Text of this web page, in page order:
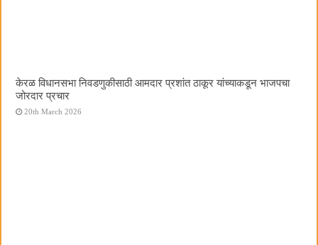
केरळ विधानसभा निवडणुकीसाठी आमदार प्रशांत ठाकूर यांच्याकडून भाजपचा
जोरदार प्रचार
20th March 2026